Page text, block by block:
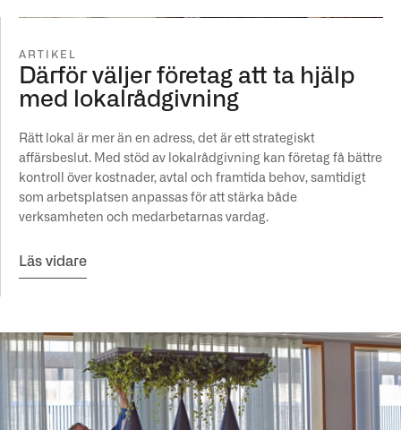
ARTIKEL
Därför väljer företag att ta hjälp
med lokalrådgivning
Rätt lokal är mer än en adress, det är ett strategiskt
affärsbeslut. Med stöd av lokalrådgivning kan företag få bättre
kontroll över kostnader, avtal och framtida behov, samtidigt
som arbetsplatsen anpassas för att stärka både
verksamheten och medarbetarnas vardag.
Läs vidare